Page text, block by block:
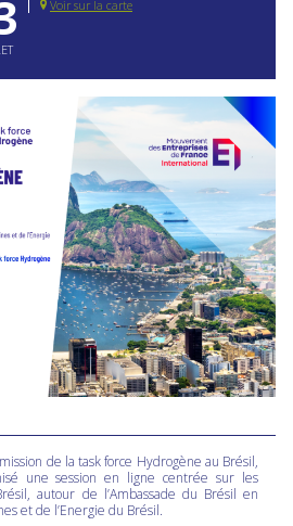
Voir sur la carte
de la task force Hydrogène au Brésil,
une session en ligne centrée sur les
autour de l’Ambassade du Brésil en
et de l’Energie du Brésil.